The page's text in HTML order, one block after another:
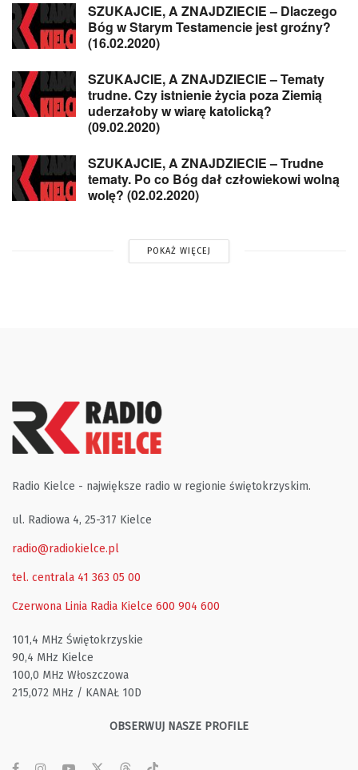
SZUKAJCIE, A ZNAJDZIECIE – Dlaczego
Bóg w Starym Testamencie jest groźny?
(16.02.2020)
SZUKAJCIE, A ZNAJDZIECIE – Tematy
trudne. Czy istnienie życia poza Ziemią
uderzałoby w wiarę katolicką?
(09.02.2020)
SZUKAJCIE, A ZNAJDZIECIE – Trudne
tematy. Po co Bóg dał człowiekowi wolną
wolę? (02.02.2020)
POKAŻ WIĘCEJ
Radio Kielce - największe radio w regionie świętokrzyskim.
ul. Radiowa 4, 25-317 Kielce
radio@radiokielce.pl
tel. centrala 41 363 05 00
Czerwona Linia Radia Kielce 600 904 600
101,4 MHz Świętokrzyskie
90,4 MHz Kielce
100,0 MHz Włoszczowa
215,072 MHz / KANAŁ 10D
OBSERWUJ NASZE PROFILE